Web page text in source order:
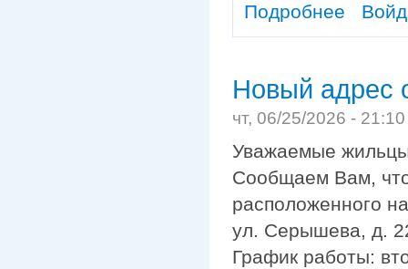
Подробнее о
Новый адрес
чт, 06/25/2026 -
Уважаемые
Сообщаем Вам,
расположенного
ул. Серышева, д.
График работы: